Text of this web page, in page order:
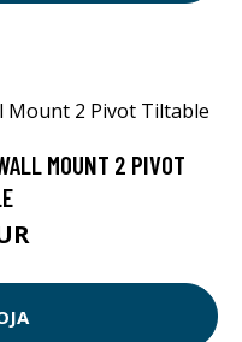
MOUNT 2 PIVOT